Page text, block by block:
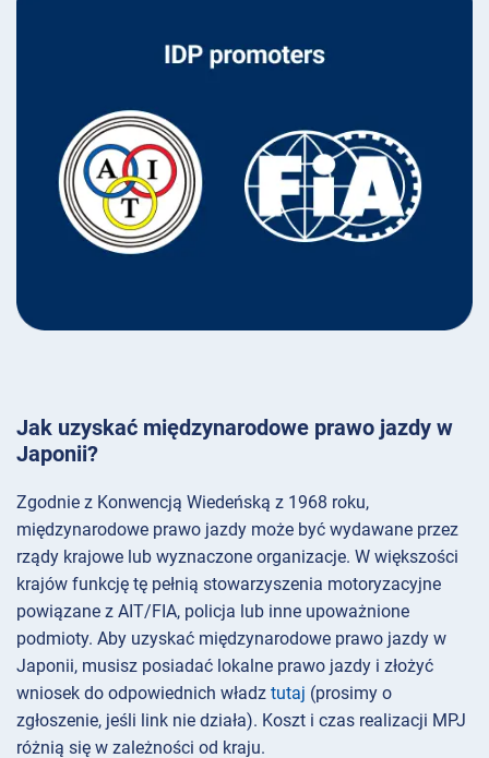
Jak uzyskać międzynarodowe prawo jazdy w
Japonii?
Zgodnie z Konwencją Wiedeńską z 1968 roku,
międzynarodowe prawo jazdy może być wydawane przez
rządy krajowe lub wyznaczone organizacje. W większości
krajów funkcję tę pełnią stowarzyszenia motoryzacyjne
powiązane z AIT/FIA, policja lub inne upoważnione
podmioty. Aby uzyskać międzynarodowe prawo jazdy w
Japonii, musisz posiadać lokalne prawo jazdy i złożyć
wniosek do odpowiednich władz tutaj (prosimy o
zgłoszenie, jeśli link nie działa). Koszt i czas realizacji MPJ
różnią się w zależności od kraju.